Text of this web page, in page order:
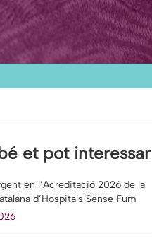
et pot interessar
en l’Acreditació 2026 de la
d’Hospitals Sense Fum